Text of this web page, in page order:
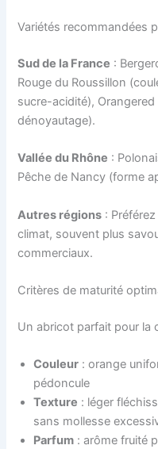
Variétés recommandées
Sud de la France :
Rouge du Roussillon
sucre-acidité),
dénoyautage).
Vallée du Rhône :
Pêche de Nancy (forme
Autres régions :
climat, souvent plus
commerciaux.
Critères de maturité
Un abricot parfait pour la
Couleur : orange
pédoncule
Texture : léger
sans mollesse
Parfum : arôme fruité